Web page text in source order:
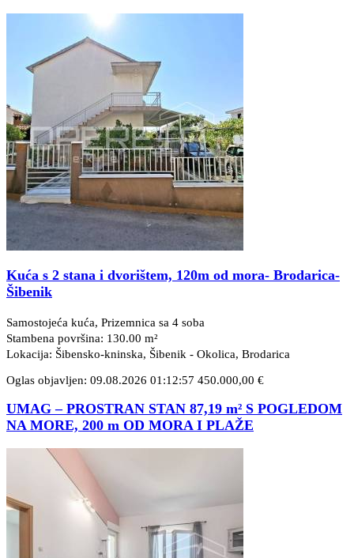
Kuća s 2 stana i dvorištem, 120m od mora- Brodarica-
Šibenik
Samostojeća kuća, Prizemnica sa 4 soba
Stambena površina: 130.00 m²
Lokacija: Šibensko-kninska, Šibenik - Okolica, Brodarica
Oglas objavljen: 09.08.2026 01:12:57 450.000,00 €
UMAG – PROSTRAN STAN 87,19 m² S POGLEDOM
NA MORE, 200 m OD MORA I PLAŽE